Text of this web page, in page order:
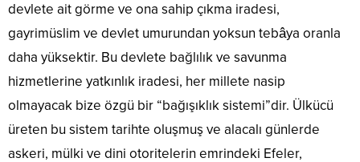
devlete ait görme ve ona sahip çıkma iradesi,
gayrimüslim ve devlet umurundan yoksun tebâya oranla
daha yüksektir. Bu devlete bağlılık ve savunma
hizmetlerine yatkınlık iradesi, her millete nasip
olmayacak bize özgü bir “bağışıklık sistemi”dir. Ülkücü
üreten bu sistem tarihte oluşmuş ve alacalı günlerde
askeri, mülki ve dini otoritelerin emrindeki Efeler,